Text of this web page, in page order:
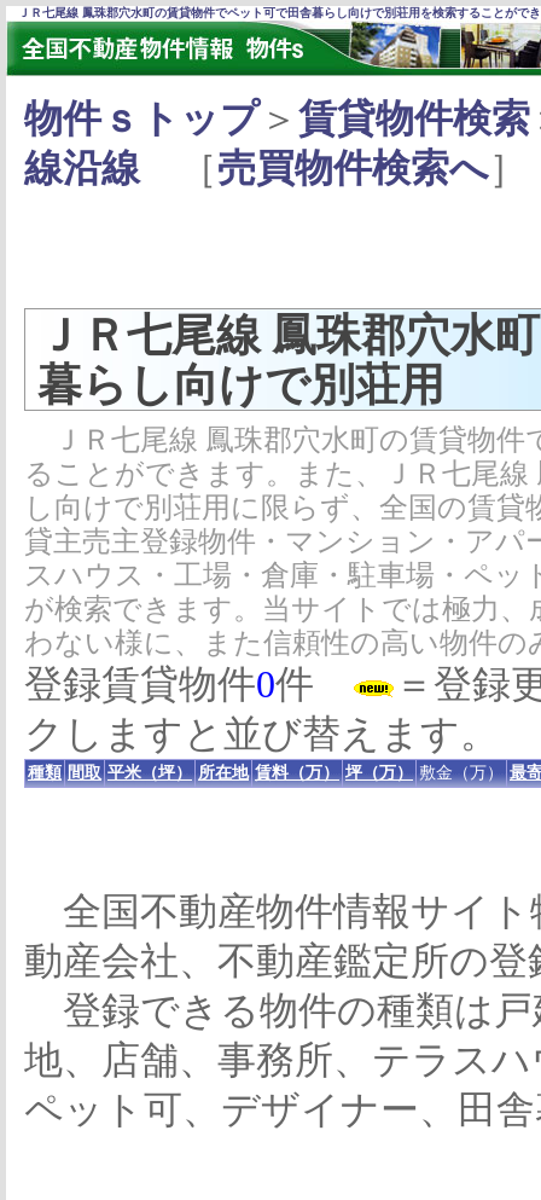
ＪＲ七尾線 鳳珠郡穴水町の賃貸物件でペット可で田舎暮らし向けで別荘用を検索することがで
物件ｓトップ＞ 賃貸物件検索
線沿線［売買物件検索へ］
ＪＲ七尾線 鳳珠郡穴水
暮らし向けで別荘用
ＪＲ七尾線 鳳珠郡穴水町の賃貸物件
ることができます。また、ＪＲ七尾
し向けで別荘用に限らず、全国の賃
貸主売主登録物件・マンション・アパ
スハウス・工場・倉庫・駐車場・ペ
が検索できます。当サイトでは極力
わない様に、また信頼性の高い物件
登録賃貸物件0件
＝登録
クしますと並び替えます。
種類 間取 平米（坪） 所在地 賃料（万） 坪（万） 敷金（万） 最
全国不動産物件情報サイト
動産会社、不動産鑑定所の
登録できる物件の種類は
地、店舗、事務所、テラス
ペット可、デザイナー、田